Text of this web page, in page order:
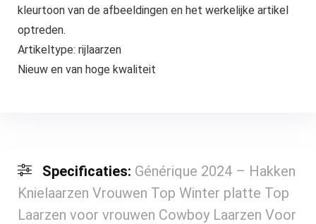
kleurtoon van de afbeeldingen en het werkelijke artikel
optreden.
Artikeltype: rijlaarzen
Nieuw en van hoge kwaliteit
Specificaties: Générique 2024 – Hakken
Knielaarzen Vrouwen Top Winter platte Top
Laarzen voor vrouwen Cowboy Laarzen Voor